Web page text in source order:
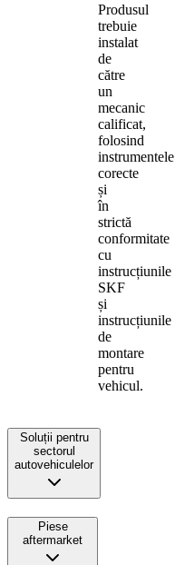
Produsul
trebuie
instalat
de
către
un
mecanic
calificat,
folosind
instrumentele
corecte
și
în
strictă
conformitate
cu
instrucțiunile
SKF
și
instrucțiunile
de
montare
pentru
vehicul.
Soluții pentru
sectorul
autovehiculelor
Piese
aftermarket